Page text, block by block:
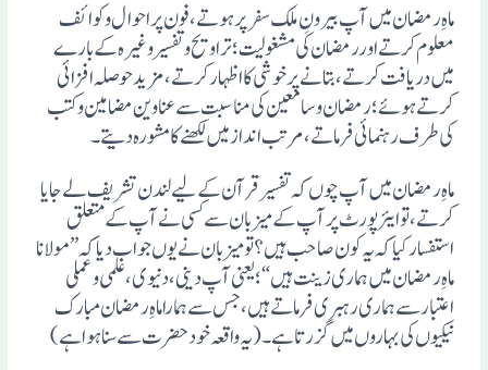
ماہِ رمضان میں آپ بیرونِ ملک سفر پر ہوتے، فون پر احوال وکوائف
معلوم کرتے اوررمضان کی مشغولیت؛ تراویح و تفسیر وغیرہ کے بارے
میں دریافت کرتے،بتانے پر خوشی کااظہار کرتے، مزید حوصلہ افزائی
کرتے ہوئے؛ رمضان وسامعین کی مناسبت سے عناوین مضامین وکتب
کی طرف رہنمائی فرماتے، مرتب انداز میں لکھنے کا مشورہ دیتے۔
ماہِ رمضان میں آپ چوں کہ تفسیر قرآن کے لیے لندن تشریف لے جایا
کرتے، تو ایئر پورٹ پر آپ کے میزبان سے کسی نے آپ کے متعلق
استفسار کیا کہ یہ کون صاحب ہیں؟ تو میزبان نے یوں جواب دیا کہ ”مولانا
ماہِ رمضان میں ہماری زینت ہیں“؛ یعنی آپ دینی، دنیوی، علمی وعملی
اعتبار سے ہماری رہبری فرماتے ہیں، جس سے ہمارا ماہِ رمضان مبارک
نیکیوں کی بہاروں میں گزرتا ہے۔(یہ واقعہ خود حضرت سے سنا ہوا ہے)